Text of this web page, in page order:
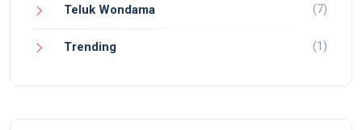
Teluk Wondama (7)
Trending (1)